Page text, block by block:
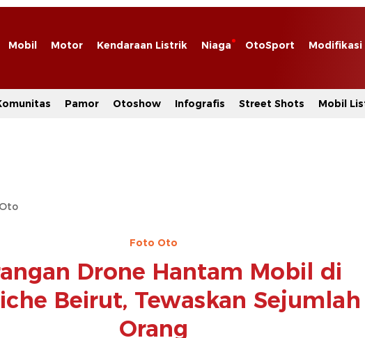
Mobil Motor Kendaraan Listrik Niaga OtoSport Modifikasi
Pamor Otoshow Infografis Street Shots Mobil
Foto Oto
Drone Hantam Mobil di
Beirut, Tewaskan Sejumlah
Orang